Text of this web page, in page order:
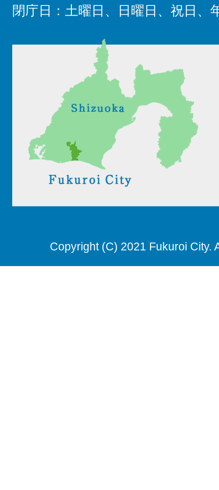
閉庁日：土曜日、日曜日、祝日、
Copyright (C) 2021 Fukuroi City.